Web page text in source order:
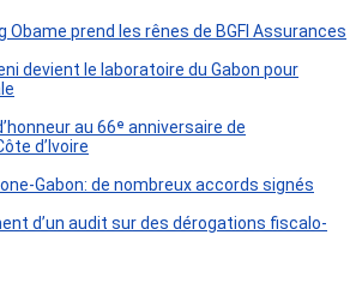
Obame prend les rênes de BGFI Assurances
devient le laboratoire du Gabon pour
au 66ᵉ anniversaire de
d’Ivoire
Gabon: de nombreux accords signés
d’un audit sur des dérogations fiscalo-